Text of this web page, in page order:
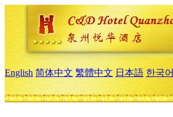
English 简体中文 繁體中文 日本語 한국어